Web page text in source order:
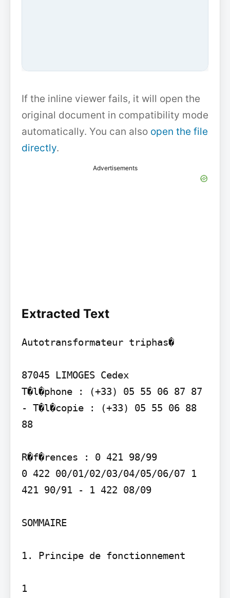
If the inline viewer fails, it will open the
original document in compatibility mode
automatically. You can also open the file
directly.
Advertisements
Extracted Text
Autotransformateur triphas�
87045 LIMOGES Cedex
T�l�phone : (+33) 05 55 06 87 87
- T�l�copie : (+33) 05 55 06 88
88
R�f�rences : 0 421 98/99
0 422 00/01/02/03/04/05/06/07 1
421 90/91 - 1 422 08/09
SOMMAIRE
1. Principe de fonctionnement
1